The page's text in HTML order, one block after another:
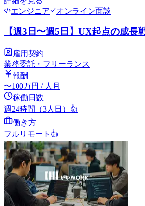
エンジニア
オンライン面談
【週3日〜週5日】UX起点の成長
雇用契約
業務委託・フリーランス
報酬
〜100万円 / 人月
稼働日数
週24時間（3人日） 👍
働き方
フルリモート 👍